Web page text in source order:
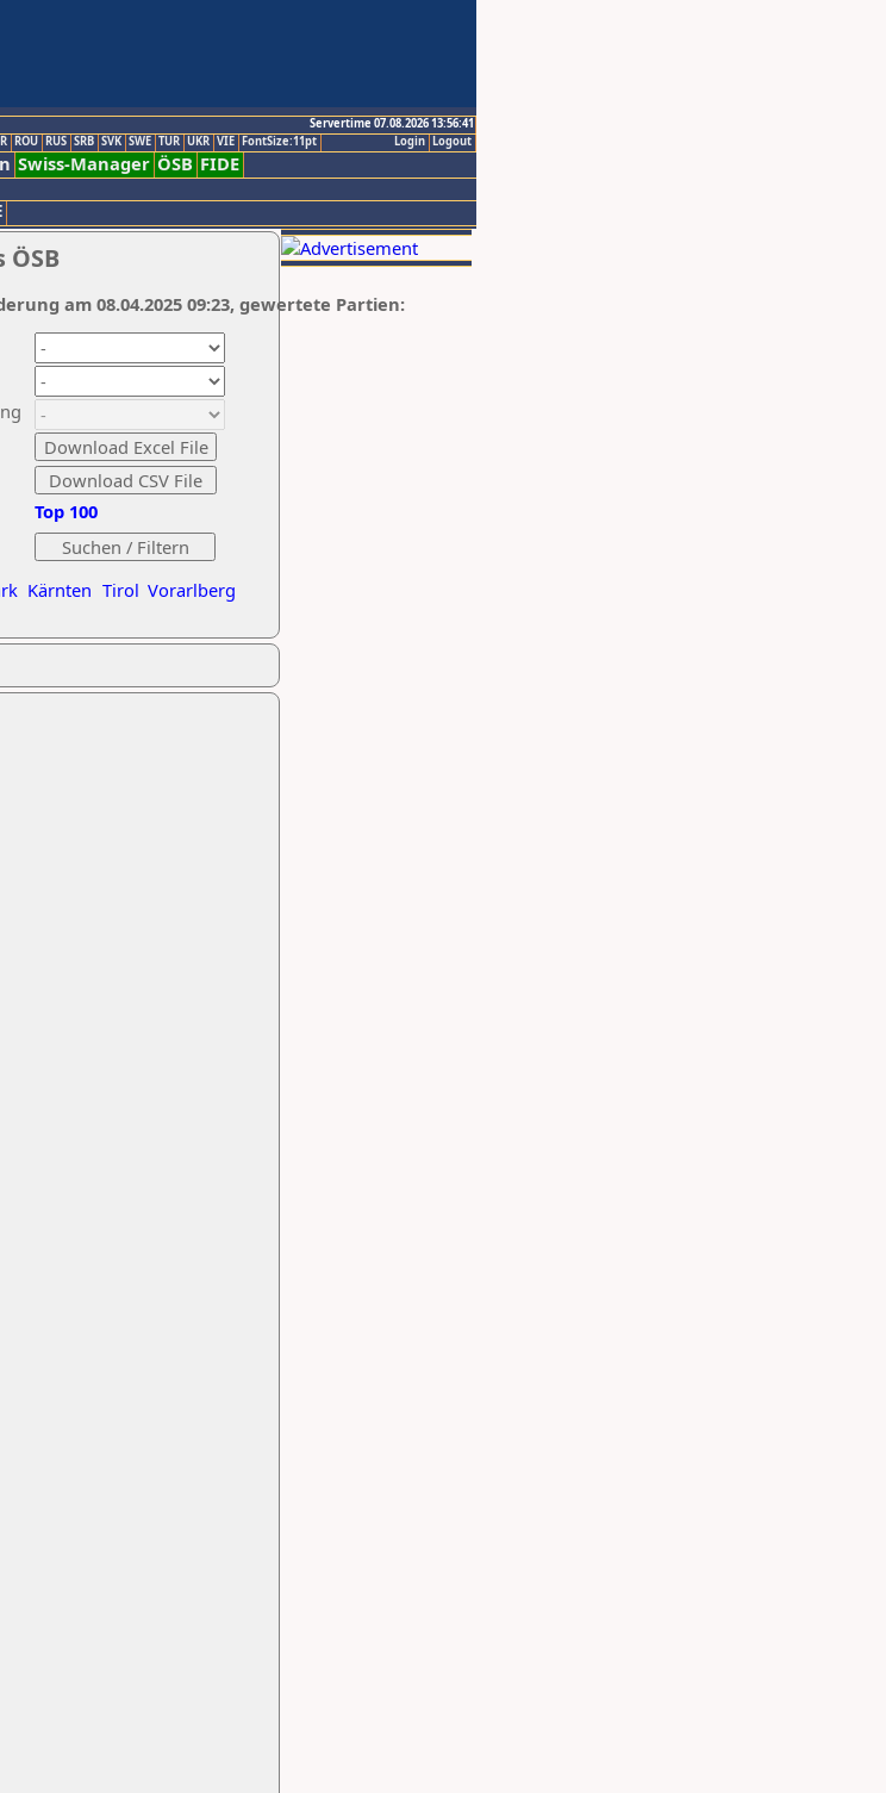
Servertime 07.08.2026 13:56:41
Logout
Login
ROU RUS SRB SVK SWE TUR UKR VIE FontSize:11pt
Swiss-Manager ÖSB FIDE
Kärnten Tirol Vorarlberg
Top 100
am 08.04.2025 09:23, gewertete Partien: